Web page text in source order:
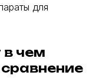
для
в чем